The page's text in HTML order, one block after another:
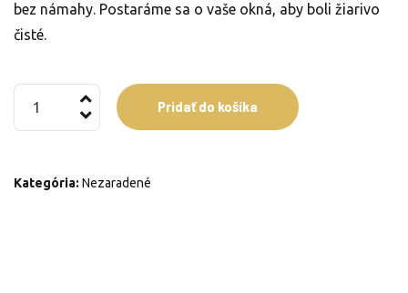
bez námahy. Postaráme sa o vaše okná, aby boli žiarivo
čisté.
Jednokrídlove
Pridať do košíka
Kategória: Nezaradené